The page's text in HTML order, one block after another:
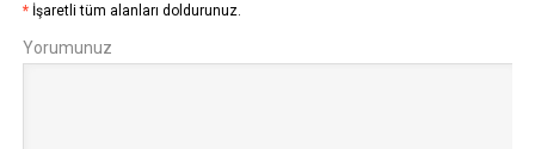
* İşaretli tüm alanları doldurunuz.
Yorumunuz